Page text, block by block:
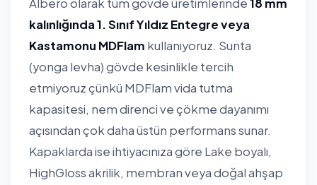
Albero olarak tüm gövde üretimlerinde18 mm
kalınlığında 1. Sınıf Yıldız Entegre veya
Kastamonu MDFlam kullanıyoruz. Sunta
(yonga levha) gövde kesinlikle tercih
etmiyoruz çünkü MDFlam vida tutma
kapasitesi, nem direnci ve çökme dayanımı
açısından çok daha üstün performans sunar.
Kapaklarda ise ihtiyacınıza göre Lake boyalı,
HighGloss akrilik, membran veya doğal ahşap